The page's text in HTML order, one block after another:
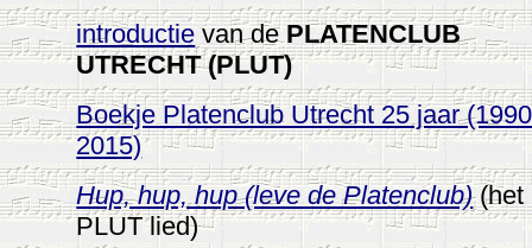
introductievan dePLATENCLUB
UTRECHT (PLUT)
Boekje Platenclub Utrecht 25 jaar
2015)
Hup, hup, hup (leve de Platenclub) (het
PLUT lied)